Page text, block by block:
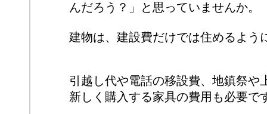
んだろう？」と思っていませんか。
建物は、建設費だけでは住めるよう
引越し代や電話の移設費、地鎮祭や
新しく購入する家具の費用も必要で